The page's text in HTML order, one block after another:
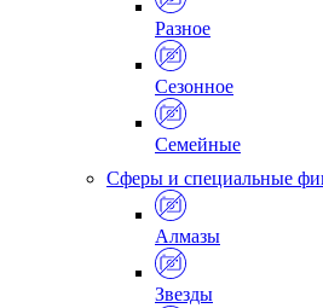
Разное
Сезонное
Семейные
Сферы и специальные
Алмазы
Звезды